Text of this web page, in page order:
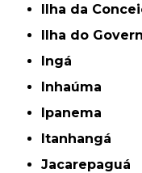
Ilha da
Ilha do
Ingá
Inhaúma
Ipanema
Itanhangá
Jacarepaguá